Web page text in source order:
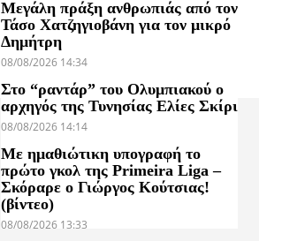
Μεγάλη πράξη ανθρωπιάς από τον
Τάσο Χατζηγιοβάνη για τον μικρό
Δημήτρη
08/08/2026 14:34
Στο “ραντάρ” του Ολυμπιακού ο
αρχηγός της Τυνησίας Ελίες Σκίρι
08/08/2026 14:14
Με ημαθιώτικη υπογραφή το
πρώτο γκολ της Primeira Liga –
Σκόραρε ο Γιώργος Κούτσιας!
(βίντεο)
08/08/2026 13:33